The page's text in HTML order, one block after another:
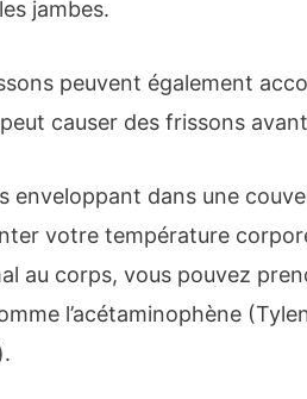
jambes.
peuvent également
causer des frissons
enveloppant dans une
votre température
au corps, vous pouvez
l’acétaminophène